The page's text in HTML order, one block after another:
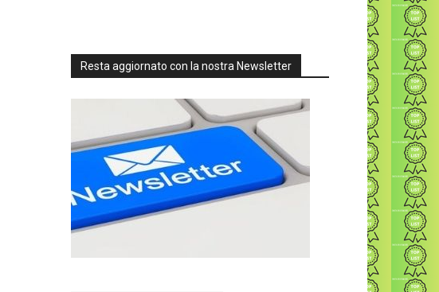
Resta aggiornato con la nostra Newsletter